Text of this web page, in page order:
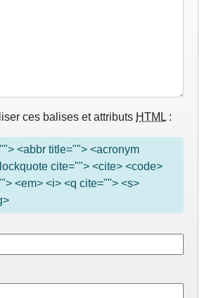
ces balises et attributs HTML :
<abbr title=""> <acronym
cite=""> <cite> <code>
<em> <i> <q cite=""> <s>